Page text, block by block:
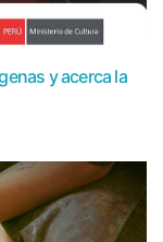
y acerca la